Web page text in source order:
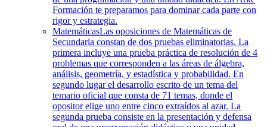
Formación te preparamos para dominar cada parte con
rigor y estrategia.
MatemáticasLas oposiciones de Matemáticas de
Secundaria constan de dos pruebas eliminatorias. La
primera incluye una prueba práctica de resolución de 4
problemas que corresponden a las áreas de álgebra,
análisis, geometría, y estadística y probabilidad. En
segundo lugar el desarrollo escrito de un tema del
temario oficial que consta de 71 temas, donde el
opositor elige uno entre cinco extraídos al azar. La
segunda prueba consiste en la presentación y defensa